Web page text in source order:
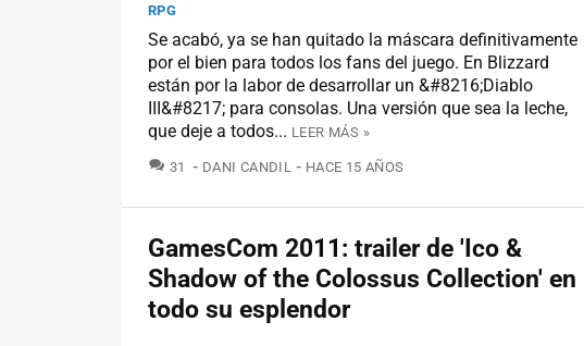
RPG
Se acabó, ya se han quitado la máscara definitivamente
por el bien para todos los fans del juego. En Blizzard
están por la labor de desarrollar un &#8216;Diablo
III&#8217; para consolas. Una versión que sea la leche,
que deje a todos... LEER MÁS »
31 COMENTARIOS
DANI CANDIL HACE 15 AÑOS
GamesCom 2011: trailer de 'Ico &
Shadow of the Colossus Collection' en
todo su esplendor